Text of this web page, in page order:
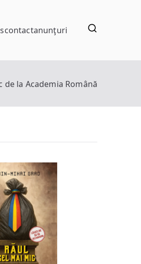
contactanunţuri
de la Academia Română